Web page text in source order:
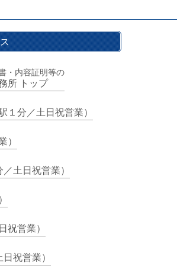
・内容証明等の
所 トップ
１分／土日祝営業）
）
土日祝営業）
祝営業）
祝営業）